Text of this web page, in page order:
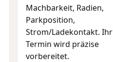
Machbarkeit, Radien,
Parkposition,
Strom/Ladekontakt. Ihr
Termin wird präzise
vorbereitet.